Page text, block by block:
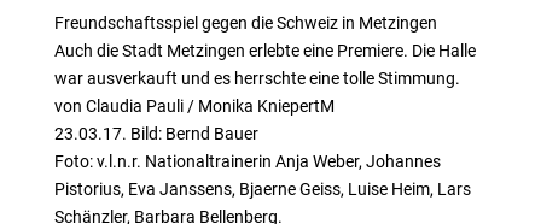
Freundschaftsspiel gegen die Schweiz in Metzingen
Auch die Stadt Metzingen erlebte eine Premiere. Die Halle
war ausverkauft und es herrschte eine tolle Stimmung.
von Claudia Pauli / Monika KniepertM
23.03.17. Bild: Bernd Bauer
Foto: v.l.n.r. Nationaltrainerin Anja Weber, Johannes
Pistorius, Eva Janssens, Bjaerne Geiss, Luise Heim, Lars
Schänzler, Barbara Bellenberg.